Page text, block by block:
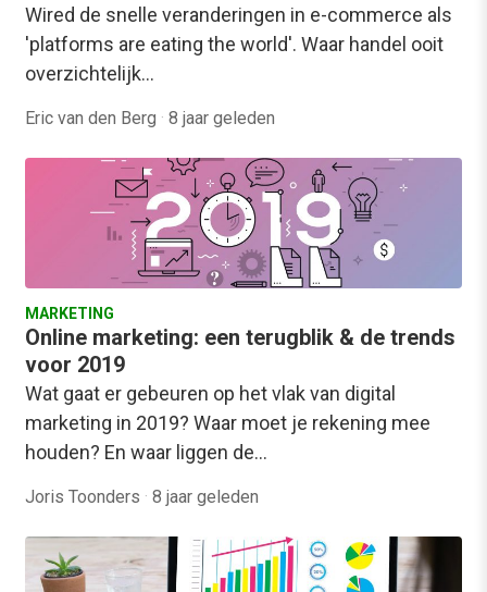
Wired de snelle veranderingen in e-commerce als
'platforms are eating the world'. Waar handel ooit
overzichtelijk…
Eric van den Berg · 8 jaar geleden
MARKETING
Online marketing: een terugblik & de trends
voor 2019
Wat gaat er gebeuren op het vlak van digital
marketing in 2019? Waar moet je rekening mee
houden? En waar liggen de…
Joris Toonders · 8 jaar geleden